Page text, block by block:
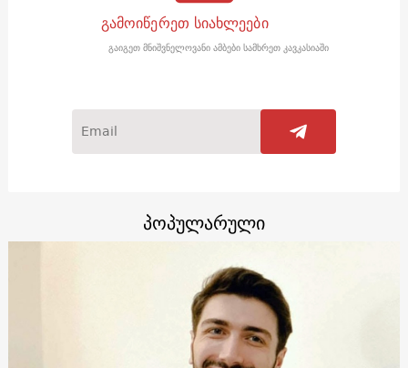
გამოიწერეთ სიახლეები
გაიგეთ მნიშვნელოვანი ამბები სამხრეთ კავკასიაში
პოპულარული